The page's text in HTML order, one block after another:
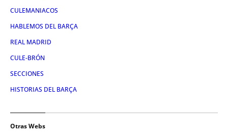
CULEMANIACOS
HABLEMOS DEL BARÇA
REAL MADRID
CULE-BRÓN
SECCIONES
HISTORIAS DEL BARÇA
Otras Webs